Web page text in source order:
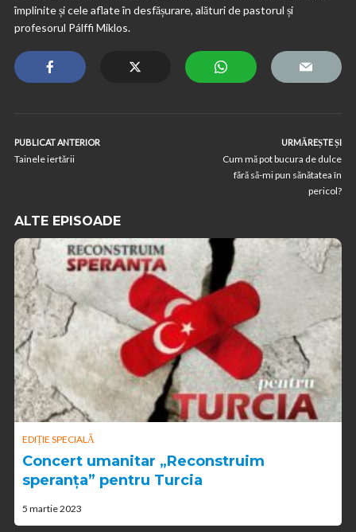
împlinite și cele aflate în desfășurare, alături de pastorul și
profesorul Pálffi Miklos.
PUBLICAT ANTERIOR
Tainele iertării
URMĂREȘTE ȘI
Cum mă pot bucura de dulce
fără să-mi pun sănătatea în
pericol?
ALTE EPISOADE
EDIȚIE SPECIALĂ
Concert umanitar „Reconstruim
speranța” pentru Turcia
5 martie 2023